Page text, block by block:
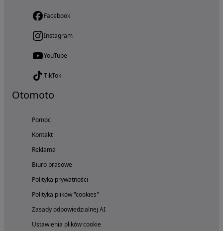
Facebook
Instagram
YouTube
TikTok
Otomoto
Pomoc
Kontakt
Reklama
Biuro prasowe
Polityka prywatności
Polityka plików "cookies"
Zasady odpowiedzialnej AI
Ustawienia plików cookie